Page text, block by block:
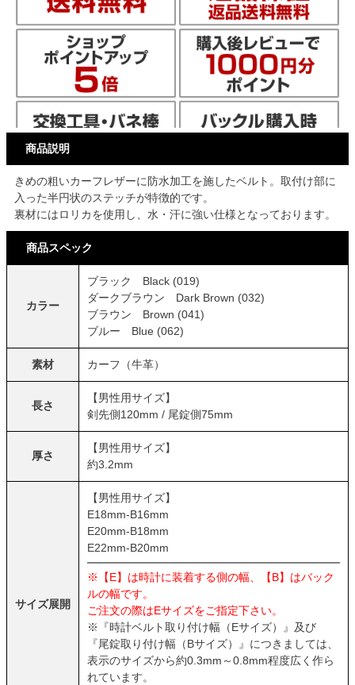
商品説明
きめの粗いカーフレザーに防水加工を施したベルト。取付け部に
入った半円状のステッチが特徴的です。
裏材にはロリカを使用し、水・汗に強い仕様となっております。
商品スペック
カラー
ブラック Black (019)
ダークブラウン Dark Brown (032)
ブラウン Brown (041)
ブルー Blue (062)
素材 カーフ（牛革）
長さ
【男性用サイズ】
剣先側120mm / 尾錠側75mm
厚さ
【男性用サイズ】
約3.2mm
サイズ展開
【男性用サイズ】
E18mm-B16mm
E20mm-B18mm
E22mm-B20mm
※【E】は時計に装着する側の幅、【B】はバック
ルの幅です。
ご注文の際はEサイズをご指定下さい。
※『時計ベルト取り付け幅（Eサイズ）』及び
『尾錠取り付け幅（Bサイズ）』につきましては、
表示のサイズから約0.3mm～0.8mm程度広く作ら
れています。